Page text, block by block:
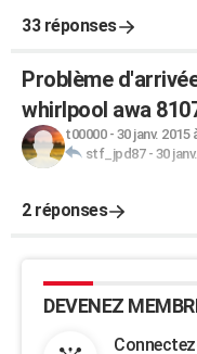
33 réponses
Problème
whirlpool awa
t00000- 30 janv. 2015
stf_jpd87- 30
2 réponses
DEVENEZ